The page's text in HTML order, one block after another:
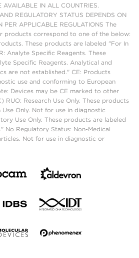
AVAILABLE IN ALL COUNTRIES.
REGULATORY STATUS DEPENDS ON
PER APPLICABLE REGULATIONS The
products correspond to one of the below:
These products are labeled "For In
Analyte Specific Reagents. These
Specific Reagents. Analytical and
are not established." CE: Products
use and conforming to European
Devices may be CE marked to other
Research Use Only. These products
Only. Not for use in diagnostic
Use Only. These products are labeled
No Regulatory Status: Non-Medical
Not for use in diagnostic or